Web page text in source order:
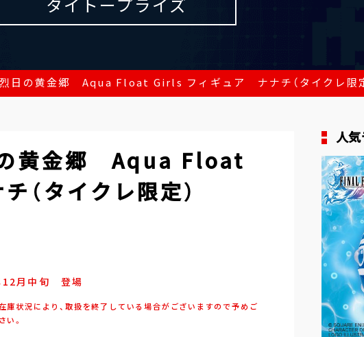
日の黄金郷 Aqua Float Girls フィギュア ナナチ（タイクレ限定
の黄金郷 Aqua Float
タイクレ限定）
12月 中旬 登場
庫状況により、取扱を終了している場合がございますので予めご
い。
人